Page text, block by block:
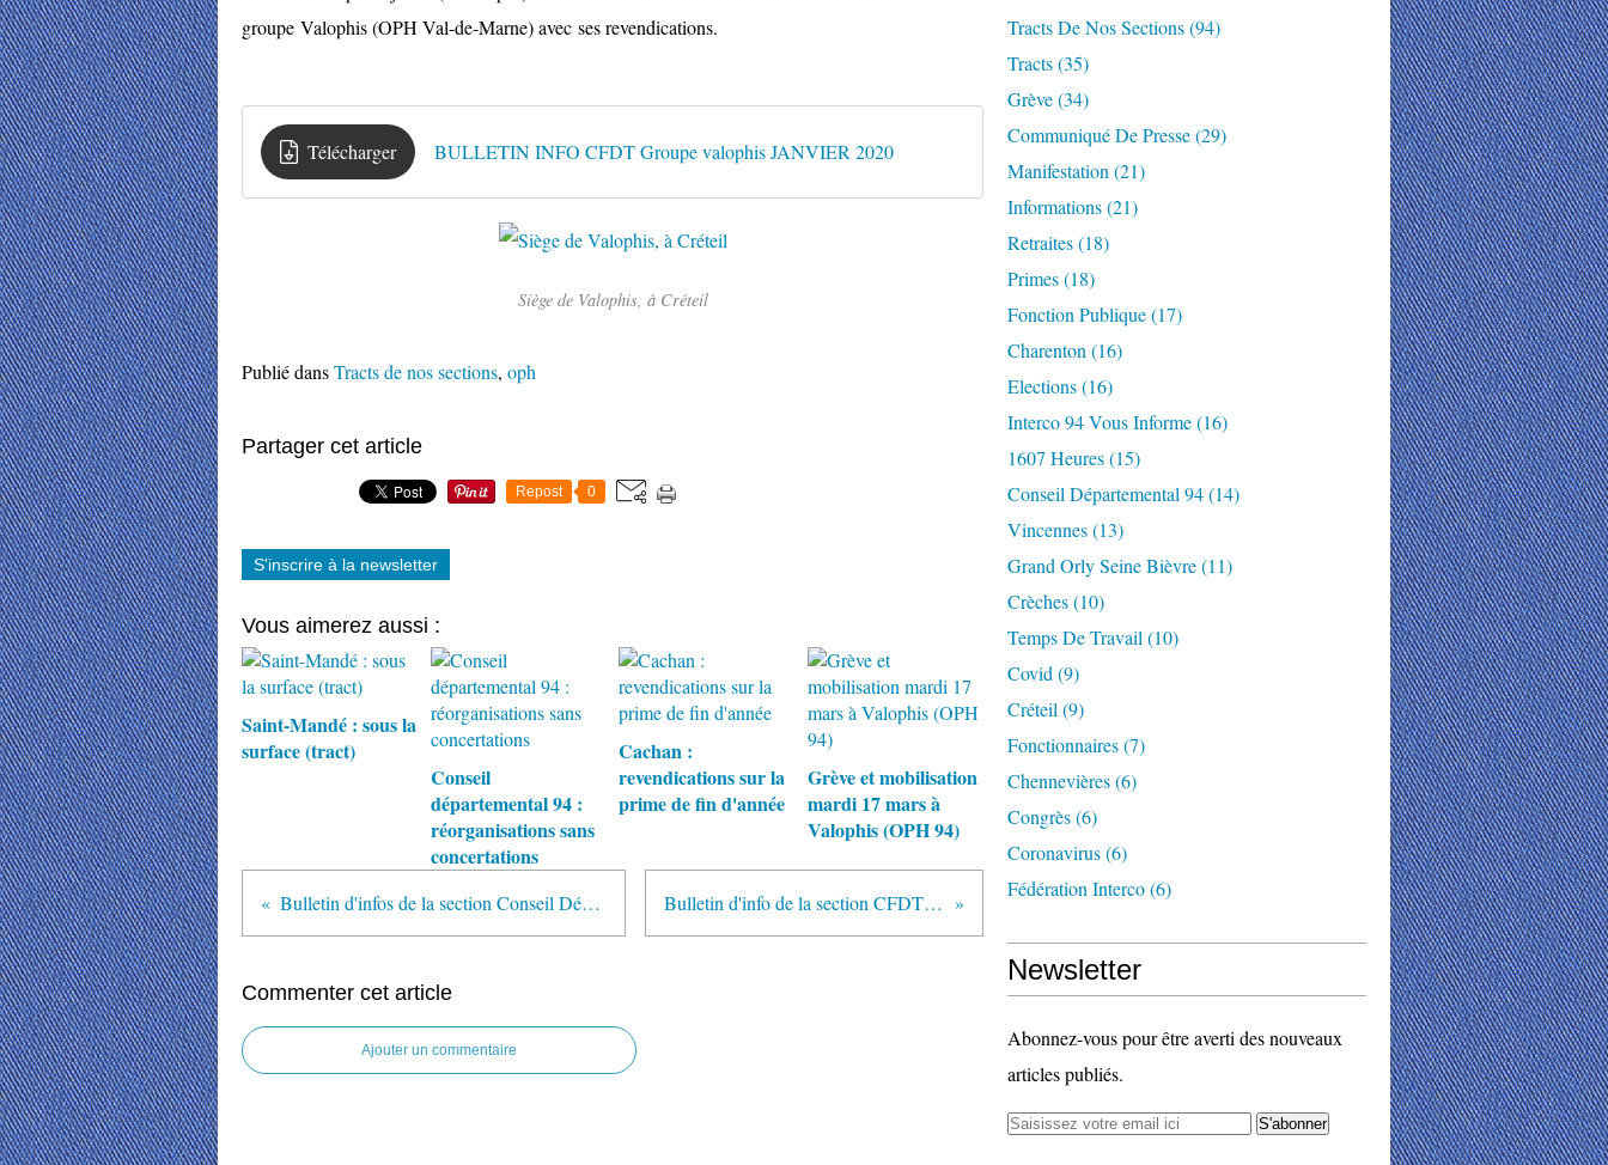
groupe Valophis (OPH Val-de-Marne) avec ses revendications.
Télécharger BULLETIN INFO CFDT Groupe valophis JANVIER 2020
Siège de Valophis, à Créteil
Publié dansTracts de nos sections, oph
Partager cet article
Repost 0
S'inscrire à la newsletter
Vous aimerez aussi :
Saint-Mandé : sous la
surface (tract)
Conseil
départemental 94 :
réorganisations sans
concertations
Cachan :
revendications sur la
prime de fin d'année
Grève et mobilisation
mardi 17 mars à
Valophis (OPH 94)
Bulletin d'infos de la section Conseil Départemental 94 (Décembre 2019) Bulletin d'info de la section CFDT Ville de Créteil - Mars 2020
Commenter cet article
Ajouter un commentaire
Tracts De Nos Sections(94)
Tracts(35)
Grève(34)
Communiqué De Presse(29)
Manifestation (21)
Informations(21)
Retraites(18)
Primes(18)
Fonction Publique(17)
Charenton (16)
Elections(16)
Interco 94 Vous Informe(16)
1607 Heures(15)
Conseil Départemental 94(14)
Vincennes(13)
Grand Orly Seine Bièvre(11)
Crèches(10)
Temps De Travail (10)
Covid (9)
Créteil (9)
Fonctionnaires(7)
Chennevières(6)
Congrès(6)
Coronavirus(6)
Fédération Interco(6)
Newsletter
Abonnez-vous pour être averti des nouveaux
articles publiés.